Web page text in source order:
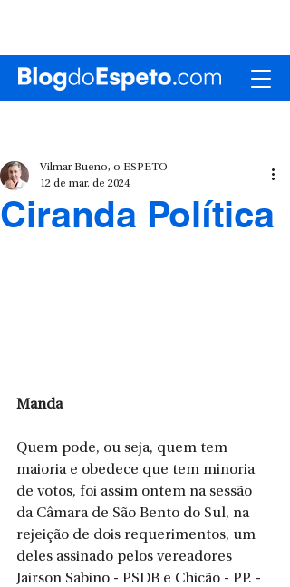
Ciranda Política
Vilmar Bueno, o ESPETO
12 de mar. de 2024
Manda
Quem pode, ou seja, quem tem
maioria e obedece que tem minoria
de votos, foi assim ontem na sessão
da Câmara de São Bento do Sul, na
rejeição de dois requerimentos, um
deles assinado pelos vereadores
Jairson Sabino - PSDB e Chicão - PP. -